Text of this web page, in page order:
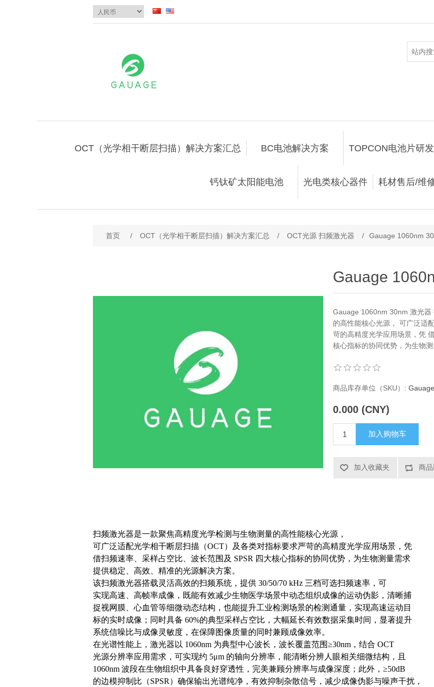
OCT（光学相干断层扫描）解决方案汇总 BC电池解决方案 TOPCON电池片研
钙钛矿太阳能电池 光电类核心器件 耗材售后/维
首页 / OCT（光学相干断层扫描）解决方案汇总 / OCT光源 扫频激光器 / Gauage 1060nm
Gauage
Gauage 1060nm 30nm 激光器
的高性能核心光源， 可广泛适
苛的高精度光学应用场景，凭
核心指标的协同优势，为生物
商品库存单位（SKU）:
0.000 (CNY)
加入购物车
加入收藏夹 商
扫频激光器是一款聚焦高精度光学检测与生物测量的高性能核心光源，
可广泛适配光学相干断层扫描（OCT）及各类对指标要求严苛的高精度光学应用场景，凭
借扫频速率、采样占空比、波长范围及 SPSR 四大核心指标的协同优势，为生物测量需求
提供稳定、高效、精准的光源解决方案。
该扫频激光器搭载灵活高效的扫频系统，提供 30/50/70 kHz 三档可选扫频速率，可
实现高速、高帧率成像，既能有效减少生物医学场景中动态组织成像的运动伪影，清晰捕
捉视网膜、心血管等细微动态结构，也能提升工业检测场景的检测通量，实现高速运动目
标的实时成像；同时具备 60%的典型采样占空比，大幅延长有效数据采集时间，显著提升
系统信噪比与成像灵敏度，在保障图像质量的同时兼顾成像效率。
在光谱性能上，激光器以 1060nm 为典型中心波长，波长覆盖范围≥30nm，结合 OCT
光源分辨率应用需求，可实现约 5μm 的轴向分辨率，能清晰分辨人眼相关细微结构，且
1060nm 波段在生物组织中具备良好穿透性，完美兼顾分辨率与成像深度；此外，≥50dB
的边模抑制比（SPSR）确保输出光谱纯净，有效抑制杂散信号，减少成像伪影与噪声干扰，